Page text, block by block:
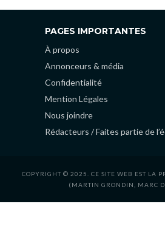
PAGES IMPORTANTES
À propos
Annonceurs & média
Confidentialité
Mention Légales
Nous joindre
Rédacteurs / Faites partie de
COPYRIGHT © 2025. CE SITE WEB EST LA
(MARTIN GRONDIN, MARC